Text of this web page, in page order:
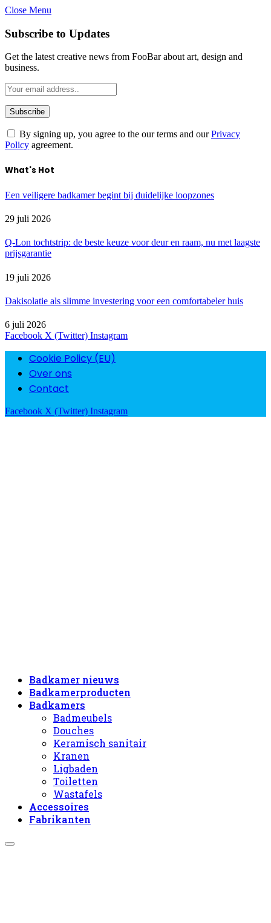
Close Menu
Subscribe to Updates
Get the latest creative news from FooBar about art, design and
business.
By signing up, you agree to the our terms and ourPrivacy
Policy agreement.
What's Hot
Een veiligere badkamer begint bij duidelijke loopzones
29 juli 2026
Q-Lon tochtstrip: de beste keuze voor deur en raam, nu met laagste
prijsgarantie
19 juli 2026
Dakisolatie als slimme investering voor een comfortabeler huis
6 juli 2026
Facebook X (Twitter) Instagram
Cookie Policy (EU)
Over ons
Contact
Facebook X (Twitter) Instagram
Badkamer nieuws
Badkamerproducten
Badkamers
Badmeubels
Douches
Keramisch sanitair
Kranen
Ligbaden
Toiletten
Wastafels
Accessoires
Fabrikanten